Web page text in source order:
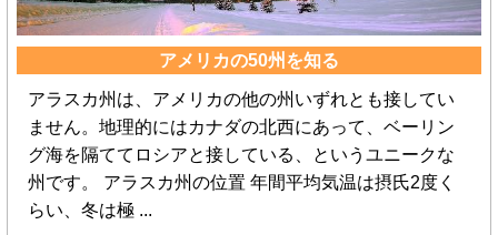
アメリカの50州を知る
アラスカ州は、アメリカの他の州いずれとも接してい
ません。地理的にはカナダの北西にあって、ベーリン
グ海を隔ててロシアと接している、というユニークな
州です。 アラスカ州の位置 年間平均気温は摂氏2度く
らい、冬は極 ...